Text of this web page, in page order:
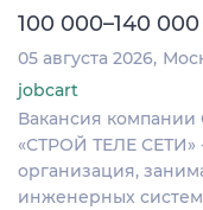
100 000–140 000
05 августа 2026
jobcart
Вакансия
«СТРОЙ ТЕЛЕ СЕТИ»
организация,
инженерных